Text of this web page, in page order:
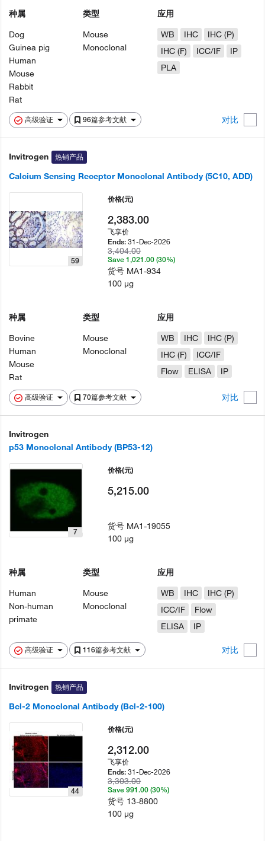
高级验证 96篇参考文献 对比
种属
Dog
Guinea pig
Human
Mouse
Rabbit
Rat
类型
Mouse
Monoclonal
应用
WB
IHC
IHC (P)
IHC (F)
ICC/IF
IP
PLA
Invitrogen 热销产品
Calcium Sensing Receptor Monoclonal Antibody (5C10, ADD)
高级验证 70篇参考文献 对比
59
种属
Bovine
Human
Mouse
Rat
类型
Mouse
Monoclonal
应用
WB
IHC
IHC (P)
IHC (F)
ICC/IF
Flow
ELISA IP
价格(元)
2,383.00
飞享价
Ends:31-Dec-2026
3,404.00
Save 1,021.00 (30%)
货号 MA1-934
100 µg
Invitrogen
p53 Monoclonal Antibody (BP53-12)
高级验证 116篇参考文献 对比
7
种属
Human
Non-human
primate
类型
Mouse
Monoclonal
应用
WB
IHC
IHC (P)
ICC/IF
Flow
ELISA
IP
价格(元)
5,215.00
货号 MA1-19055
100 µg
Invitrogen 热销产品
Bcl-2 Monoclonal Antibody (Bcl-2-100)
44
价格(元)
2,312.00
飞享价
Ends:31-Dec-2026
3,303.00
Save 991.00 (30%)
货号 13-8800
100 µg